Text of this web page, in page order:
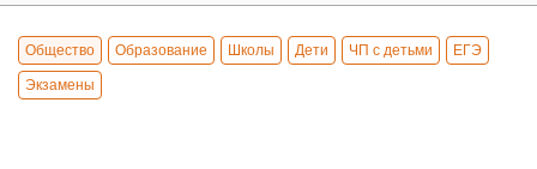
Общество Образование Школы Дети ЧП с детьми ЕГЭ
Экзамены